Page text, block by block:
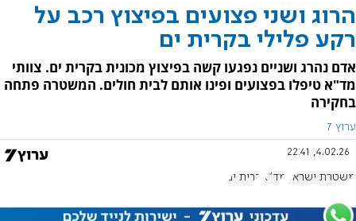
הרוג ושני פצועים בפיצוץ רכב על
רקע פלילי בקרית ים
אדם נהרג ושניים נפגעו קשה בפיצוץ מכונית בקרית ים. צוותי
מד"א טיפלו בפצועים ופינו אותם לבית חולים. המשטרה פתחה
בחקירה
ערוץ 7
4.02.26, 22:41
משטרת ישראל מד"א קרית ים